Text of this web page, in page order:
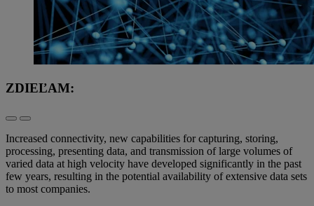
ZDIEĽAM:
Increased connectivity, new capabilities for capturing, storing,
processing, presenting data, and transmission of large volumes of
varied data at high velocity have developed significantly in the past
few years, resulting in the potential availability of extensive data sets
to most companies.